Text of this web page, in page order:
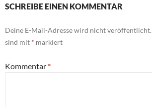
SCHREIBE EINEN KOMMENTAR
Deine E-Mail-Adresse wird nicht veröffentlicht.
sind mit * markiert
Kommentar *